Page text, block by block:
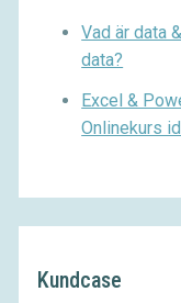
Vad är data
data?
Excel &
Onlinekurs
Kundcase